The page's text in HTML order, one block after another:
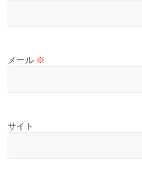
メール ※
サイト